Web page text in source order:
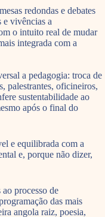
redondas e debates
e vivências a
o intuito real de mudar
integrada com a
a pedagogia: troca de
palestrantes, oficineiros,
sustentabilidade ao
após o final do
e equilibrada com a
e, porque não dizer,
processo de
das mais
angola raiz, poesia,